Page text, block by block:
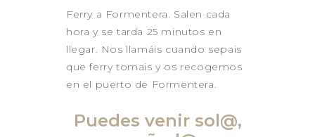
Ferry a Formentera. Salen cada
hora y se tarda 25 minutos en
llegar. Nos llamáis cuando sepais
que ferry tomais y os recogemos
en el puerto de Formentera.
Puedes venir sol@,